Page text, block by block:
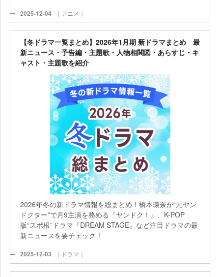
2025-12-04 ｜アニメ｜
【冬ドラマ一覧まとめ】2026年1月期 新ドラマまとめ 最
新ニュース・予告編・主題歌・人物相関図・あらすじ・キ
ャスト・主題歌を紹介
2026年冬の新ドラマ情報を総まとめ！橋本環奈が“元ヤン
ドクター”で月9主演を務める『ヤンドク！』、K-POP
版“スポ根”ドラマ『DREAM STAGE』など注目ドラマの最
新ニュースを要チェック！
2025-12-03 ｜ドラマ｜